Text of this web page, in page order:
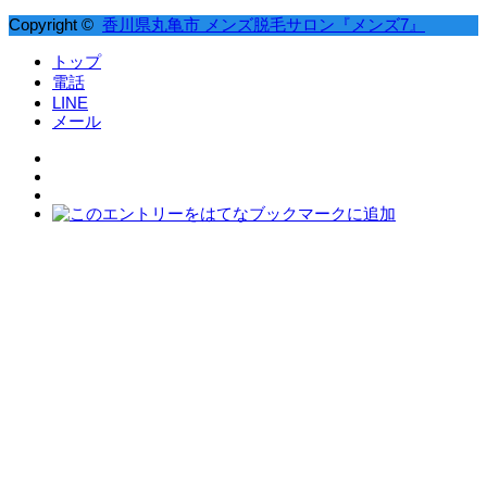
Copyright © 香川県丸亀市 メンズ脱毛サロン『メンズ7』
トップ
電話
LINE
メール